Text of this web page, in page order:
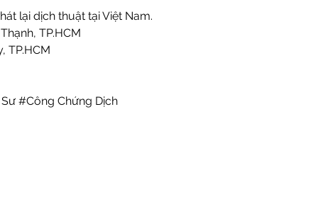
lại dịch thuật tại Việt Nam.
TP.HCM
TP.HCM
#Công Chứng Dịch